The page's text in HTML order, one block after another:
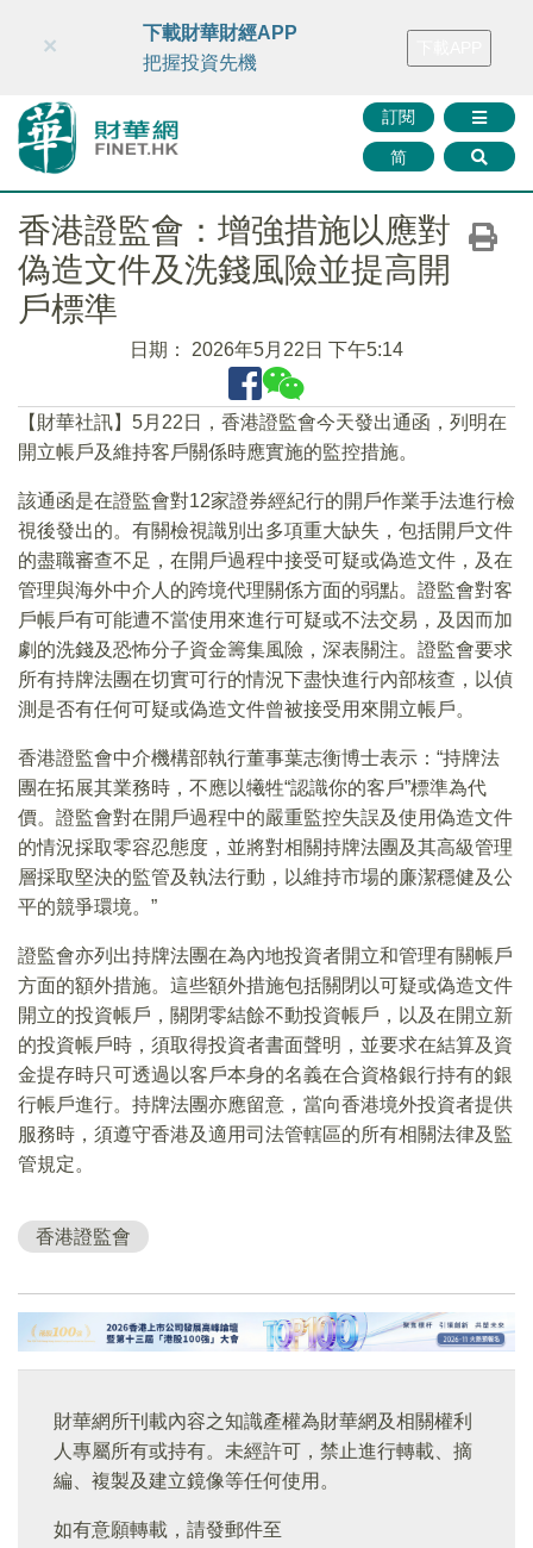
財華智庫網 FINTV FINMETA 財華證券 媒體矩陣
訂閱
简
×
下載財華財經APP
把握投資先機
香港證監會：增強措施以應對
偽造文件及洗錢風險並提高開
戶標準
日期： 2026年5月22日 下午5:14
【財華社訊】5月22日，香港證監會今天發出通函，列明在
開立帳戶及維持客戶關係時應實施的監控措施。
該通函是在證監會對12家證券經紀行的開戶作業手法進行檢
視後發出的。有關檢視識別出多項重大缺失，包括開戶文件
的盡職審查不足，在開戶過程中接受可疑或偽造文件，及在
管理與海外中介人的跨境代理關係方面的弱點。證監會對客
戶帳戶有可能遭不當使用來進行可疑或不法交易，及因而加
劇的洗錢及恐怖分子資金籌集風險，深表關注。證監會要求
所有持牌法團在切實可行的情況下盡快進行內部核查，以偵
測是否有任何可疑或偽造文件曾被接受用來開立帳戶。
香港證監會中介機構部執行董事葉志衡博士表示：“持牌法
團在拓展其業務時，不應以犧牲“認識你的客戶”標準為代
價。證監會對在開戶過程中的嚴重監控失誤及使用偽造文件
的情況採取零容忍態度，並將對相關持牌法團及其高級管理
層採取堅決的監管及執法行動，以維持市場的廉潔穩健及公
平的競爭環境。”
證監會亦列出持牌法團在為內地投資者開立和管理有關帳戶
方面的額外措施。這些額外措施包括關閉以可疑或偽造文件
開立的投資帳戶，關閉零結餘不動投資帳戶，以及在開立新
的投資帳戶時，須取得投資者書面聲明，並要求在結算及資
金提存時只可透過以客戶本身的名義在合資格銀行持有的銀
行帳戶進行。持牌法團亦應留意，當向香港境外投資者提供
服務時，須遵守香港及適用司法管轄區的所有相關法律及監
管規定。
香港證監會
財華網所刊載內容之知識產權為財華網及相關權利
人專屬所有或持有。未經許可，禁止進行轉載、摘
編、複製及建立鏡像等任何使用。
如有意願轉載，請發郵件至